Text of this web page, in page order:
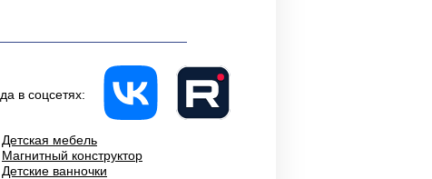
в соцсетях:
Детская мебель
Магнитный конструктор
Детские ванночки